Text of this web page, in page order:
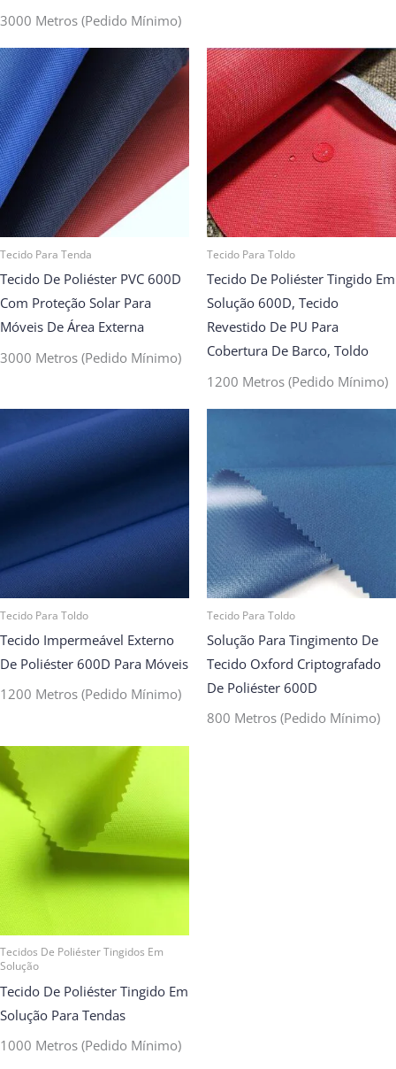
3000 Metros (pedido Mínimo)
Tecido Para Tenda
Tecido De Poliéster PVC 600D
Com Proteção Solar Para
Móveis De Área Externa
3000 Metros (pedido Mínimo)
Tecido Para Toldo
Tecido De Poliéster Tingido Em
Solução 600D, Tecido
Revestido De PU Para
Cobertura De Barco, Toldo
1200 Metros (pedido Mínimo)
Tecido Para Toldo
Tecido Impermeável Externo
De Poliéster 600D Para Móveis
1200 Metros (pedido Mínimo)
Tecido Para Toldo
Solução Para Tingimento De
Tecido Oxford Criptografado
De Poliéster 600D
800 Metros (pedido Mínimo)
Tecidos De Poliéster Tingidos Em
Solução
Tecido De Poliéster Tingido Em
Solução Para Tendas
1000 Metros (pedido Mínimo)